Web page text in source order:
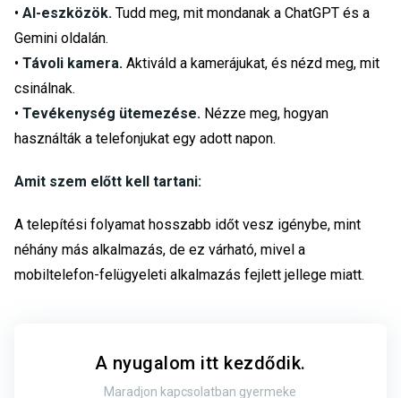
• AI-eszközök. Tudd meg, mit mondanak a ChatGPT és a
Gemini oldalán.
• Távoli kamera. Aktiváld a kamerájukat, és nézd meg, mit
csinálnak.
• Tevékenység ütemezése. Nézze meg, hogyan
használták a telefonjukat egy adott napon.
Amit szem előtt kell tartani:
A telepítési folyamat hosszabb időt vesz igénybe, mint
néhány más alkalmazás, de ez várható, mivel a
mobiltelefon-felügyeleti alkalmazás fejlett jellege miatt.
A nyugalom itt kezdődik.
Maradjon kapcsolatban gyermeke